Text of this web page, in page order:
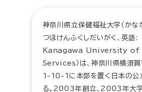
神奈川県立保健福祉大学（かな
つほけんふくしだいがく、英語:
Kanagawa University of
Services）は、神奈川県横須
1-10-1に本部を置く日本の公
る。2003年創立、2003年大学